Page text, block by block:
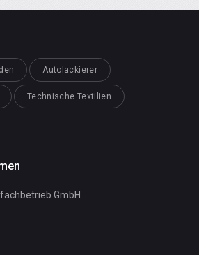
Autolackierer
Technische Textilien
GmbH